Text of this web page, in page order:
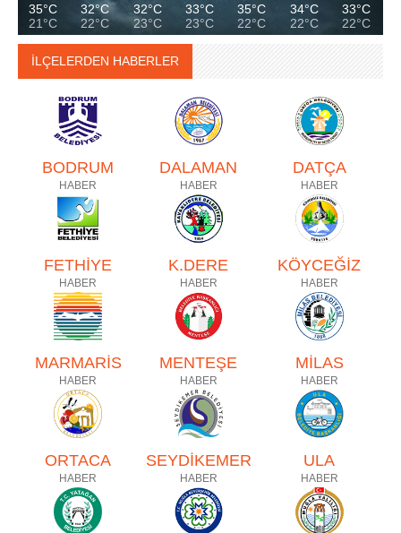
35°C
21°C
32°C
22°C
32°C
23°C
33°C
23°C
35°C
22°C
34°C
22°C
33°C
22°C
İLÇELERDEN HABERLER
BODRUM
HABER
DALAMAN
HABER
DATÇA
HABER
FETHİYE
HABER
K.DERE
HABER
KÖYCEĞİZ
HABER
MARMARİS
HABER
MENTEŞE
HABER
MİLAS
HABER
ORTACA
HABER
SEYDİKEMER
HABER
ULA
HABER